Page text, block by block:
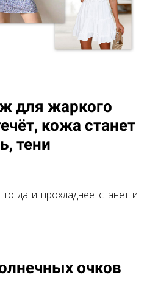
для жаркого
кожа станет
тени
и прохладнее станет и
очков